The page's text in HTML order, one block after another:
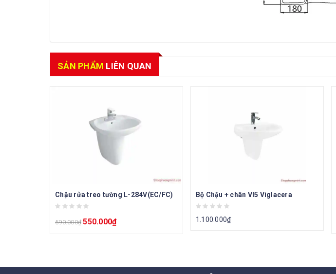
SẢN PHẨM LIÊN QUAN
Chậu rửa treo tường L-284V(EC/FC)
590.000₫ 550.000₫
Bộ Chậu + chân VI5 Viglacera
1.100.000₫